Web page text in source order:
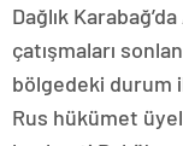
Dağlık
çatışmaları
bölgedeki durum
Rus hükümet